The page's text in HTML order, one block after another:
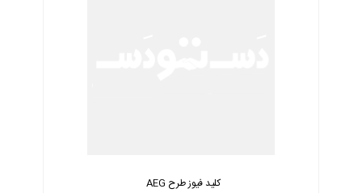
کلید فیوز طرح AEG